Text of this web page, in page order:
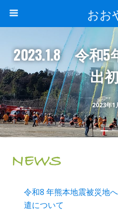
おお
2023年1
2023.1.8 令和
出
令和8 年熊本地震被災地
遣について